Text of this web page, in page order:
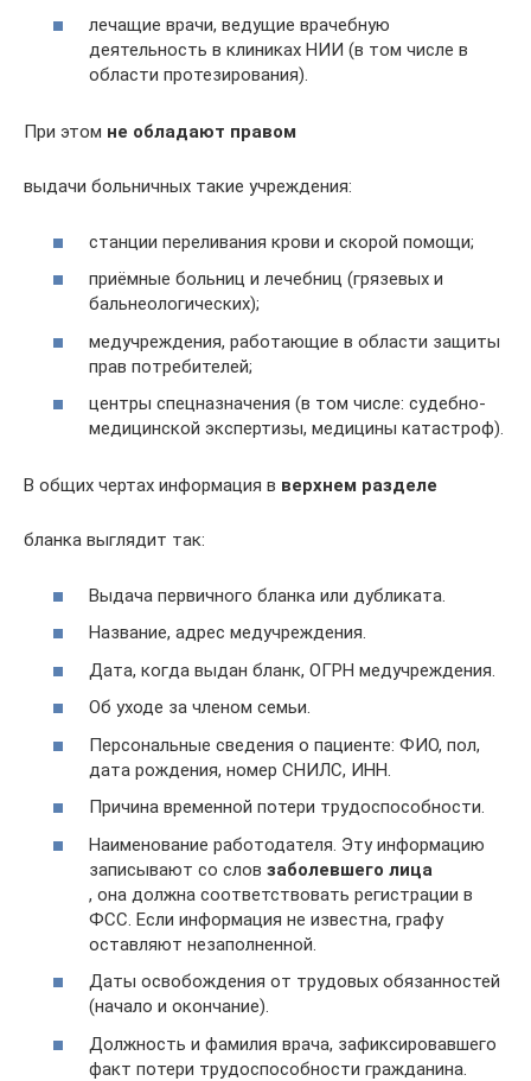
лечащие врачи, ведущие врачебную
деятельность в клиниках НИИ (в том числе в
области протезирования).
При этом не обладают правом
выдачи больничных такие учреждения:
станции переливания крови и скорой помощи;
приёмные больниц и лечебниц (грязевых и
бальнеологических);
медучреждения, работающие в области защиты
прав потребителей;
центры спецназначения (в том числе: судебно-
медицинской экспертизы, медицины катастроф).
В общих чертах информация в верхнем разделе
бланка выглядит так:
Выдача первичного бланка или дубликата.
Название, адрес медучреждения.
Дата, когда выдан бланк, ОГРН медучреждения.
Об уходе за членом семьи.
Персональные сведения о пациенте: ФИО, пол,
дата рождения, номер СНИЛС, ИНН.
Причина временной потери трудоспособности.
Наименование работодателя. Эту информацию
записывают со слов заболевшего лица
, она должна соответствовать регистрации в
ФСС. Если информация не известна, графу
оставляют незаполненной.
Даты освобождения от трудовых обязанностей
(начало и окончание).
Должность и фамилия врача, зафиксировавшего
факт потери трудоспособности гражданина.